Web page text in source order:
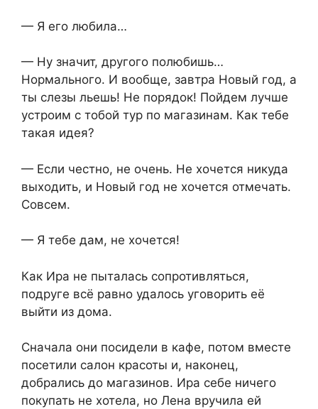
— Я его любила…
— Ну значит, другого полюбишь…
Нормального. И вообще, завтра Новый год, а
ты слезы льешь! Не порядок! Пойдем лучше
устроим с тобой тур по магазинам. Как тебе
такая идея?
— Если честно, не очень. Не хочется никуда
выходить, и Новый год не хочется отмечать.
Совсем.
— Я тебе дам, не хочется!
Как Ира не пыталась сопротивляться,
подруге всё равно удалось уговорить её
выйти из дома.
Сначала они посидели в кафе, потом вместе
посетили салон красоты и, наконец,
добрались до магазинов. Ира себе ничего
покупать не хотела, но Лена вручила ей